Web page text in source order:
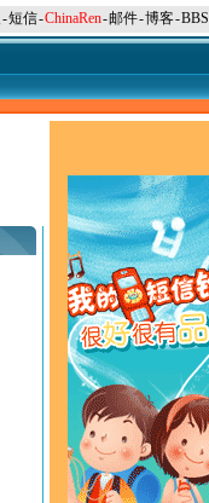
-短信-ChinaRen-邮件-博客-BBS